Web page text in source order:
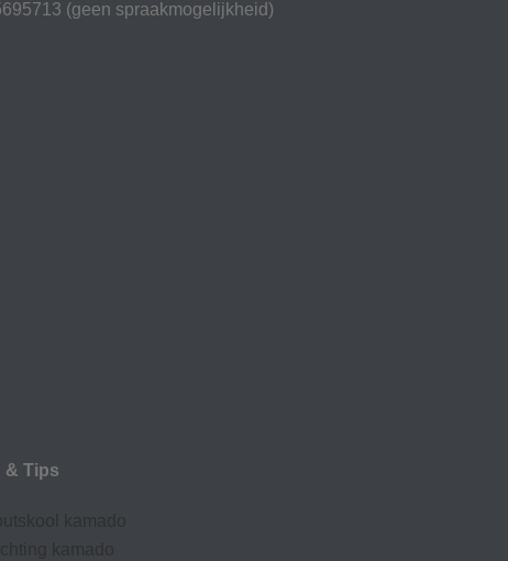
(geen spraakmogelijkheid)
& Tips
kamado
hting kamado